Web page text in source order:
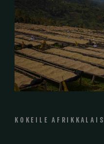
KOKEILE